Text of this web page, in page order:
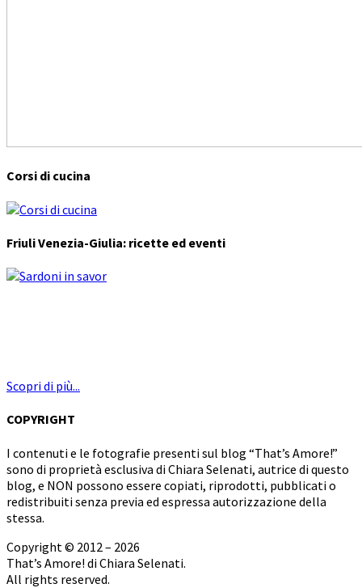
Corsi di cucina
Friuli Venezia-Giulia: ricette ed eventi
Scopri di più...
COPYRIGHT
I contenuti e le fotografie presenti sul blog “That’s Amore!”
sono di proprietà esclusiva di Chiara Selenati, autrice di questo
blog, e NON possono essere copiati, riprodotti, pubblicati o
redistribuiti senza previa ed espressa autorizzazione della
stessa.
Copyright © 2012 – 2026
That’s Amore! di Chiara Selenati.
All rights reserved.